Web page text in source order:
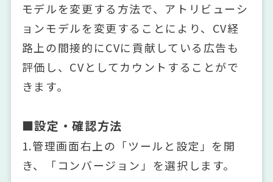
モデルを変更する方法で、アトリビューシ
ョンモデルを変更することにより、CV経
路上の間接的にCVに貢献している広告も
評価し、CVとしてカウントすることがで
きます。
■設定・確認方法
1.管理画面右上の「ツールと設定」を開
き、「コンバージョン」を選択します。